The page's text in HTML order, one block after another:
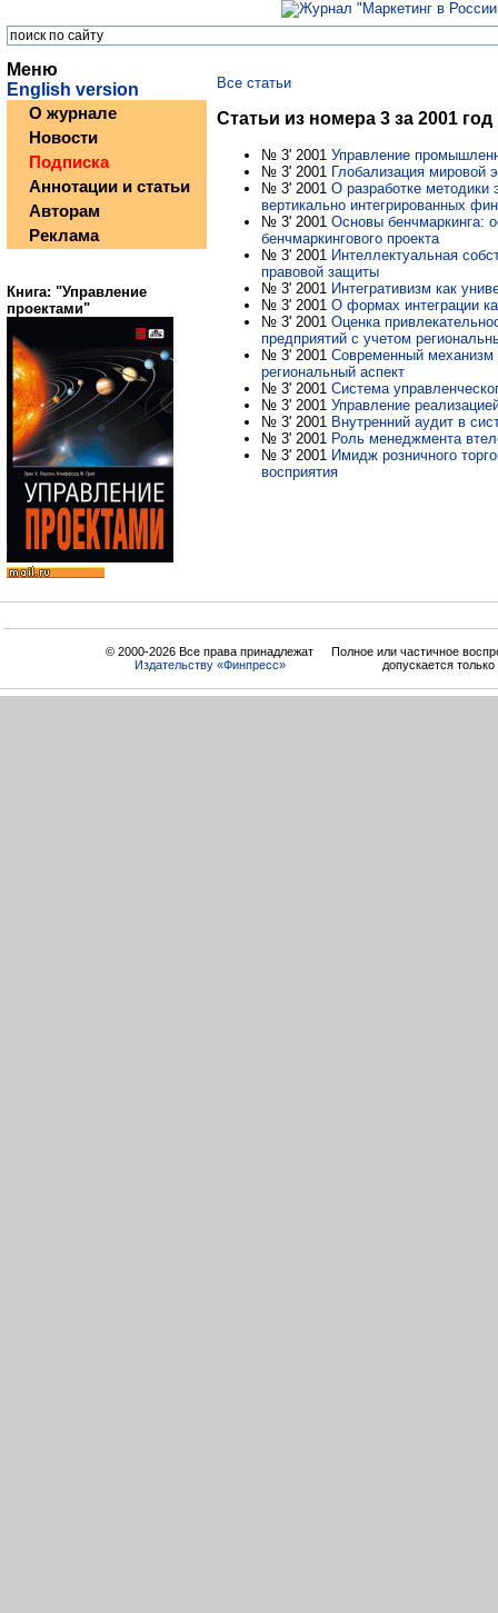
Меню
English version
О журнале
Новости
Подписка
Аннотации и статьи
Авторам
Реклама
Книга: "Управление
проектами"
Все статьи
Статьи из номера 3 за 2001 год
№ 3' 2001 Управление
№ 3' 2001 Глобализация мировой
№ 3' 2001 О разработке методики
вертикально интегрированных
№ 3' 2001 Основы бенчмаркинга:
бенчмаркингового проекта
№ 3' 2001 Интеллектуальная
правовой защиты
№ 3' 2001 Интегративизм как
№ 3' 2001 О формах интеграции
№ 3' 2001 Оценка
предприятий с учетом
№ 3' 2001 Современный механизм
региональный аспект
№ 3' 2001 Система
№ 3' 2001 Управление
№ 3' 2001 Внутренний аудит в
№ 3' 2001 Роль менеджмента
№ 3' 2001 Имидж розничного
восприятия
© 2000-2026 Все права принадлежат
Издательству «Финпресс»
Полное или частичное
допускается